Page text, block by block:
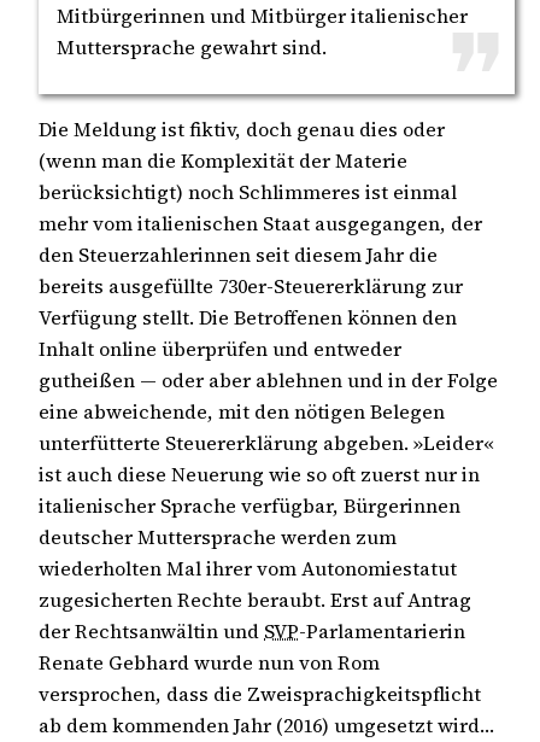
Mitbürgerinnen und Mitbürger italienischer
Muttersprache gewahrt sind.
Die Meldung ist fiktiv, doch genau dies oder
(wenn man die Komplexität der Materie
berücksichtigt) noch Schlimmeres ist einmal
mehr vom italienischen Staat ausgegangen, der
den Steuerzahlerinnen seit diesem Jahr die
bereits ausgefüllte 730er-Steuererklärung zur
Verfügung stellt. Die Betroffenen können den
Inhalt online überprüfen und entweder
gutheißen — oder aber ablehnen und in der Folge
eine abweichende, mit den nötigen Belegen
unterfütterte Steuererklärung abgeben. »Leider«
ist auch diese Neuerung wie so oft zuerst nur in
italienischer Sprache verfügbar, Bürgerinnen
deutscher Muttersprache werden zum
wiederholten Mal ihrer vom Autonomiestatut
zugesicherten Rechte beraubt. Erst auf Antrag
der Rechtsanwältin und SVP-Parlamentarierin
Renate Gebhard wurde nun von Rom
versprochen, dass die Zweisprachigkeitspflicht
ab dem kommenden Jahr (2016) umgesetzt wird…